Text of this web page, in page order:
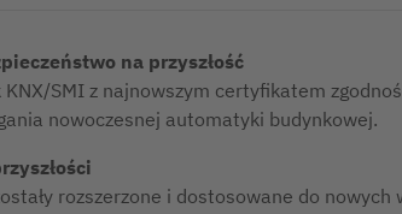
na przyszłość
SMI z najnowszym certyfikatem
nowoczesnej automatyki budynkowej.
rozszerzone i dostosowane do